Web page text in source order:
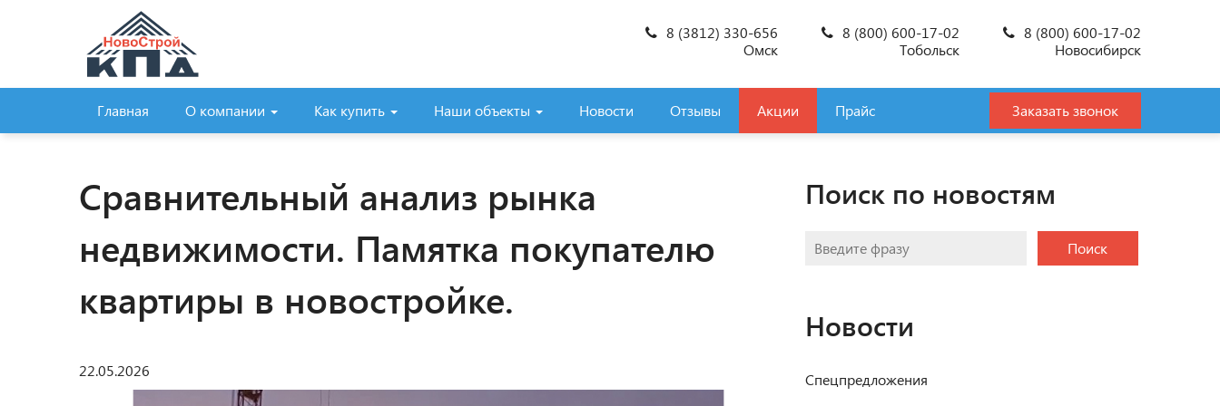
8 (3812) 330-656
Омск
8 (800) 600-17-02
Тобольск
8 (800) 600-17-02
Новосибирск
Главная О компании Как купить Наши объекты Новости Отзывы Акции Прайс Заказать звонок
Сравнительный анализ рынка
недвижимости. Памятка покупателю
квартиры в новостройке.
22.05.2026
Поиск по новостям
Поиск
Новости
Спецпредложения